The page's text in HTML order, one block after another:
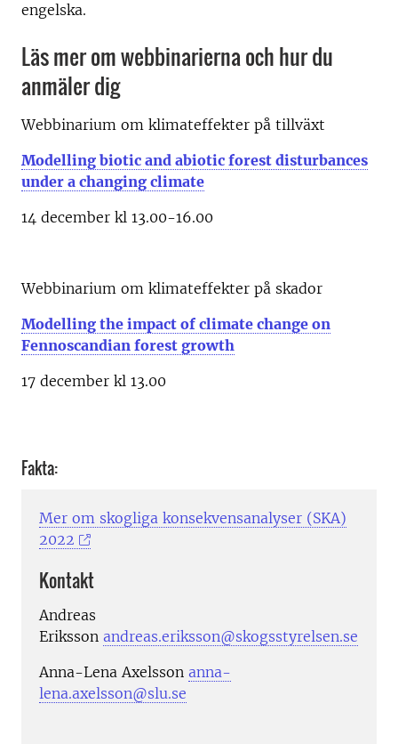
engelska.
Läs mer om webbinarierna och hur du
anmäler dig
Webbinarium om klimateffekter på tillväxt
Modelling biotic and abiotic forest disturbances
under a changing climate
14 december kl 13.00-16.00
Webbinarium om klimateffekter på skador
Modelling the impact of climate change on
Fennoscandian forest growth
17 december kl 13.00
Fakta:
Mer om skogliga konsekvensanalyser (SKA)
2022
Kontakt
Andreas
Eriksson andreas.eriksson@skogsstyrelsen.se
Anna-Lena Axelsson anna-
lena.axelsson@slu.se